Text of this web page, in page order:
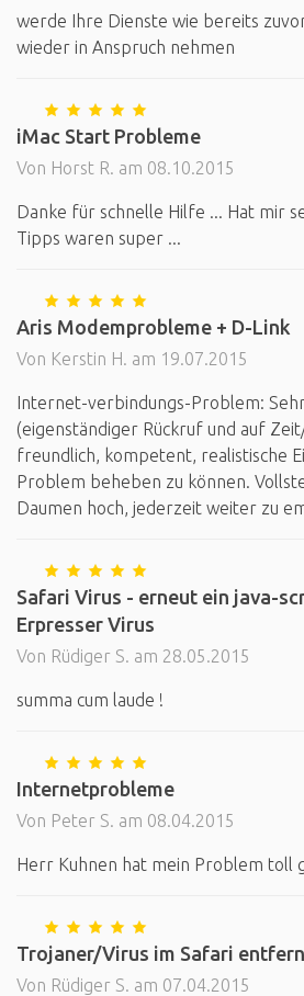
werde Ihre Dienste wie bereits
wieder in Anspruch nehmen
iMac Start Probleme
Von Horst R. am 08.10.2015
Danke für schnelle Hilfe ... Hat mir
Tipps waren super ...
Aris Modemprobleme + D-Link
Von Kerstin H. am 19.07.2015
Internet-verbindungs-Problem:
(eigenständiger Rückruf und auf
freundlich, kompetent, realistische
Problem beheben zu können.
Daumen hoch, jederzeit weiter zu
Safari Virus - erneut ein java-
Erpresser Virus
Von Rüdiger S. am 28.05.2015
summa cum laude !
Internetprobleme
Von Peter S. am 08.04.2015
Herr Kuhnen hat mein Problem toll
Trojaner/Virus im Safari
Von Rüdiger S. am 07.04.2015